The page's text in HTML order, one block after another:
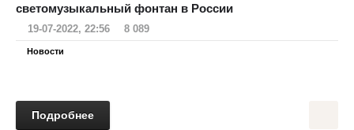
светомузыкальный фонтан в России
19-07-2022, 22:56 8 089
Новости
Подробнее